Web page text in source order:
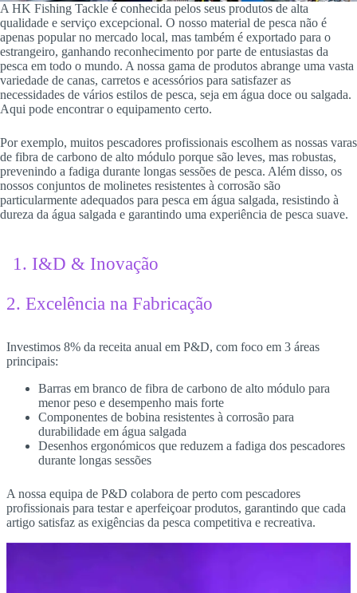
A HK Fishing Tackle é conhecida pelos seus produtos de alta
qualidade e serviço excepcional. O nosso material de pesca não é
apenas popular no mercado local, mas também é exportado para o
estrangeiro, ganhando reconhecimento por parte de entusiastas da
pesca em todo o mundo. A nossa gama de produtos abrange uma vasta
variedade de canas, carretos e acessórios para satisfazer as
necessidades de vários estilos de pesca, seja em água doce ou salgada.
Aqui pode encontrar o equipamento certo.
Por exemplo, muitos pescadores profissionais escolhem as nossas varas
de fibra de carbono de alto módulo porque são leves, mas robustas,
prevenindo a fadiga durante longas sessões de pesca. Além disso, os
nossos conjuntos de molinetes resistentes à corrosão são
particularmente adequados para pesca em água salgada, resistindo à
dureza da água salgada e garantindo uma experiência de pesca suave.
1. I&D & Inovação
2. Excelência na Fabricação
Investimos 8% da receita anual em P&D, com foco em 3 áreas
principais:
Barras em branco de fibra de carbono de alto módulo para
menor peso e desempenho mais forte
Componentes de bobina resistentes à corrosão para
durabilidade em água salgada
Desenhos ergonómicos que reduzem a fadiga dos pescadores
durante longas sessões
A nossa equipa de P&D colabora de perto com pescadores
profissionais para testar e aperfeiçoar produtos, garantindo que cada
artigo satisfaz as exigências da pesca competitiva e recreativa.